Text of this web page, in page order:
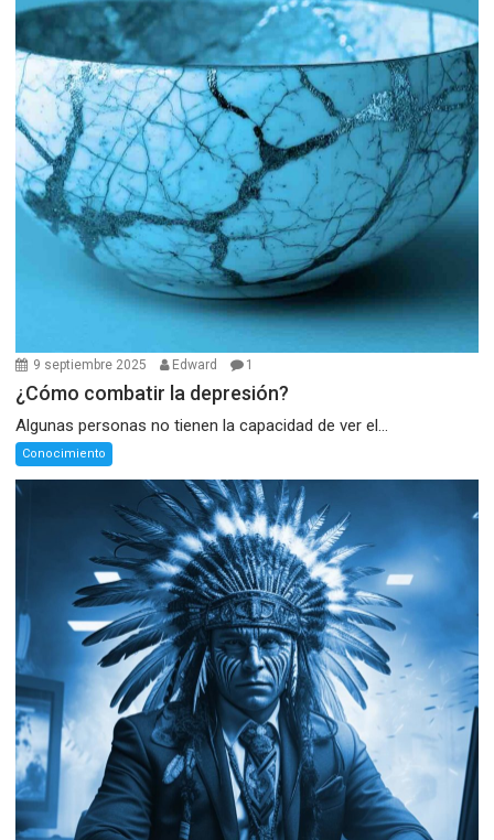
9 septiembre 2025 Edward 1
¿Cómo combatir la depresión?
Algunas personas no tienen la capacidad de ver el...
Conocimiento